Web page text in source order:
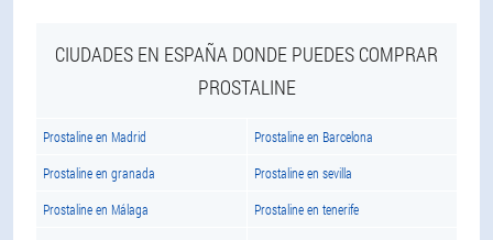
CIUDADES EN ESPAÑA DONDE PUEDES COMPRAR
PROSTALINE
Prostaline en Madrid Prostaline en Barcelona
Prostaline en granada Prostaline en sevilla
Prostaline en Málaga Prostaline en tenerife